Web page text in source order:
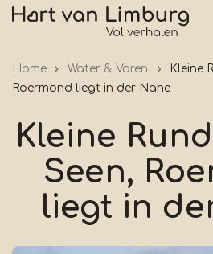
Skip
Home Water & Varen
Kleine
Roermond liegt in der Nahe
Kleine
Seen,
liegt in